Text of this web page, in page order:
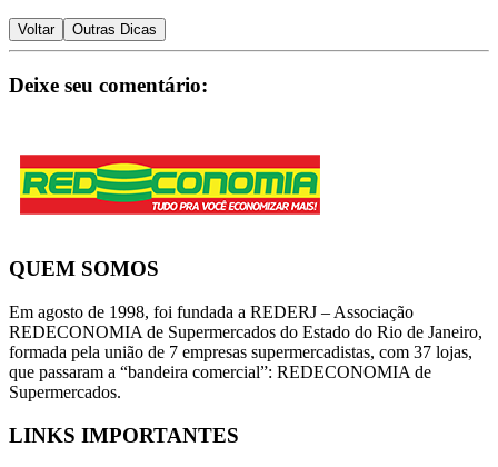
Voltar Outras Dicas
Deixe seu comentário:
QUEM SOMOS
Em agosto de 1998, foi fundada a REDERJ – Associação
REDECONOMIA de Supermercados do Estado do Rio de Janeiro,
formada pela união de 7 empresas supermercadistas, com 37 lojas,
que passaram a “bandeira comercial”: REDECONOMIA de
Supermercados.
LINKS IMPORTANTES